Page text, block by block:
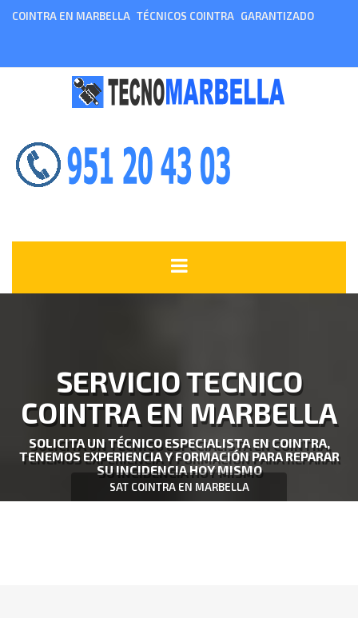
COINTRA EN MARBELLA TÉCNICOS COINTRA GARANTIZADO
SERVICIO TECNICO
COINTRA EN MARBELLA
SOLICITA UN TÉCNICO ESPECIALISTA EN COINTRA,
TENEMOS EXPERIENCIA Y FORMACIÓN PARA REPARAR
SU INCIDENCIA HOY MISMO
SAT COINTRA EN MARBELLA